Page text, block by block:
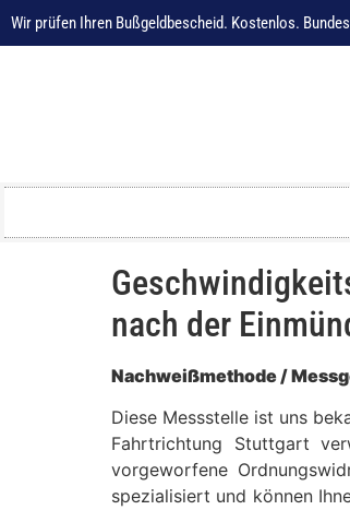
Wir prüfen Ihren Bußgeldbescheid. Kostenlos.
nach der
Nachweißmethode /
Diese Messstelle ist uns
Fahrtrichtung Stuttgart
vorgeworfene
spezialisiert und können